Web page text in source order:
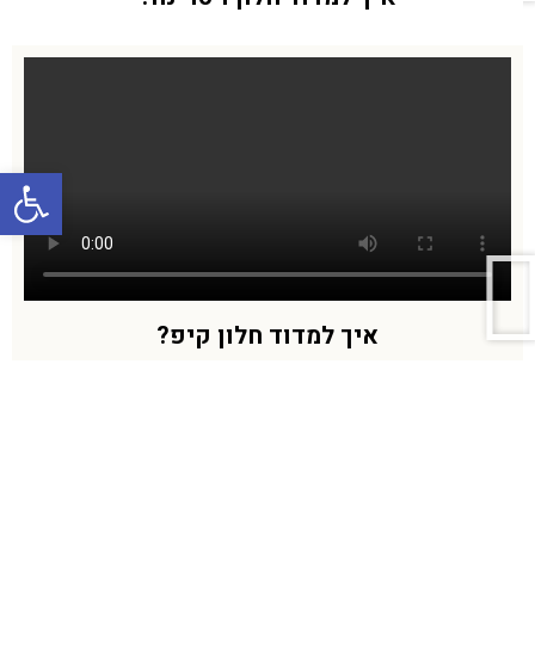
איך למדוד חלון קיפ?
פתח